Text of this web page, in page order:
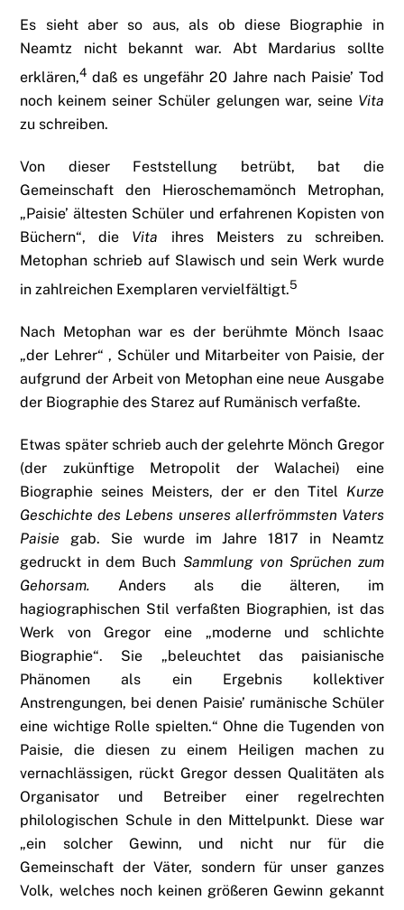
Es sieht aber so aus, als ob diese Biographie in
Neamtz nicht bekannt war. Abt Mardarius sollte
erklären,4 daß es ungefähr 20 Jahre nach Paisie’ Tod
noch keinem seiner Schüler gelungen war, seine Vita
zu schreiben.
Von dieser Feststellung betrübt, bat die
Gemeinschaft den Hieroschemamönch Metrophan,
„Paisie’ ältesten Schüler und erfahrenen Kopisten von
Büchern“, die Vita ihres Meisters zu schreiben.
Metophan schrieb auf Slawisch und sein Werk wurde
in zahlreichen Exemplaren vervielfältigt.5
Nach Metophan war es der berühmte Mönch Isaac
„der Lehrer“ , Schüler und Mitarbeiter von Paisie, der
aufgrund der Arbeit von Metophan eine neue Ausgabe
der Biographie des Starez auf Rumänisch verfaßte.
Etwas später schrieb auch der gelehrte Mönch Gregor
(der zukünftige Metropolit der Walachei) eine
Biographie seines Meisters, der er den Titel Kurze
Geschichte des Lebens unseres allerfrömmsten Vaters
Paisie gab. Sie wurde im Jahre 1817 in Neamtz
gedruckt in dem Buch Sammlung von Sprüchen zum
Gehorsam.Anders als die älteren, im
hagiographischen Stil verfaßten Biographien, ist das
Werk von Gregor eine „moderne und schlichte
Biographie“. Sie „beleuchtet das paisianische
Phänomen als ein Ergebnis kollektiver
Anstrengungen, bei denen Paisie’ rumänische Schüler
eine wichtige Rolle spielten.“ Ohne die Tugenden von
Paisie, die diesen zu einem Heiligen machen zu
vernachlässigen, rückt Gregor dessen Qualitäten als
Organisator und Betreiber einer regelrechten
philologischen Schule in den Mittelpunkt. Diese war
„ein solcher Gewinn, und nicht nur für die
Gemeinschaft der Väter, sondern für unser ganzes
Volk, welches noch keinen größeren Gewinn gekannt